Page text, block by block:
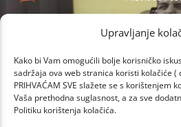
Upravljanje
Kako bi Vam omogućili bolje korisničko
sadržaja ova web stranica koristi kolačiće (
PRIHVAĆAM SVE slažete se s korištenjem
Vaša prethodna suglasnost, a za sve
Politiku korištenja kolačića.
KADA SE SVEĆENIK
MERĐOM